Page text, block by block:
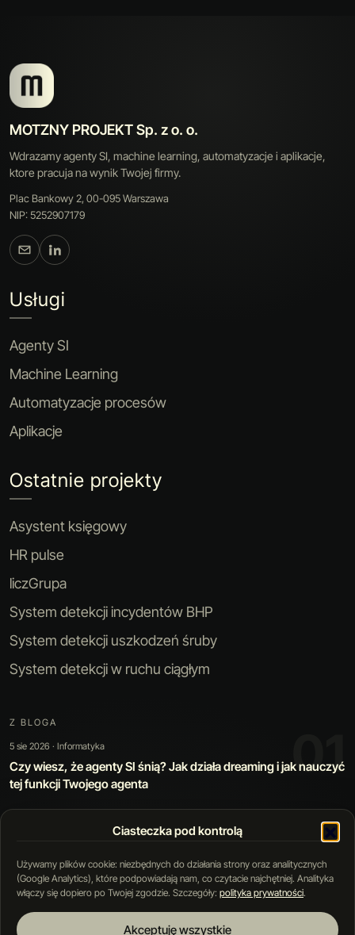
Ciasteczka pod kontrolą
Używamy plików cookie: niezbędnych do działania strony oraz analitycznych
(Google Analytics), które podpowiadają nam, co czytacie najchętniej. Analityka
włączy się dopiero po Twojej zgodzie. Szczegóły: polityka prywatności.
Akceptuję wszystkie
MOTZNY PROJEKT Sp. z o. o.
Wdrazamy agenty SI, machine learning, automatyzacje i aplikacje,
ktore pracuja na wynik Twojej firmy.
Plac Bankowy 2, 00-095 Warszawa
NIP: 5252907179
Usługi
Agenty SI
Machine Learning
Automatyzacje procesów
Aplikacje
Ostatnie projekty
Asystent księgowy
HR pulse
liczGrupa
System detekcji incydentów BHP
System detekcji uszkodzeń śruby
System detekcji w ruchu ciągłym
Z BLOGA 01
5 sie 2026 · Informatyka
Czy wiesz, że agenty SI śnią? Jak działa dreaming i jak nauczyć
tej funkcji Twojego agenta